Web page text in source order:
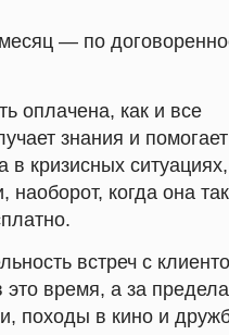
— по
оплачена, как и все
знания и помогает
кризисных ситуациях,
когда она так
встреч с
время, а за
походы в кино и